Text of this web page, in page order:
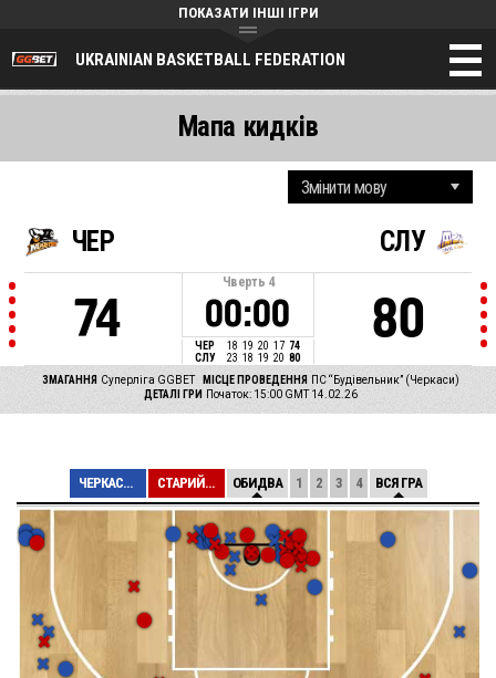
UKRAINIAN BASKETBALL FEDERATION
ПОКАЗАТИ ІНШІ ІГРИ
ЧЕР
74
Чверть 4
00:00
ЧЕР 18 19 20 17 74
СЛУ
23 18 19 20 80
СЛУ
80
ЗМАГАННЯ Суперліга GGBET МІСЦЕ ПРОВЕДЕННЯ
ПС “Будівельник” (Черкаси)
ДЕТАЛІ ГРИ
Початок: 15:00 GMT 14.02.26
Мапа кидків
ЧЕРКАСЬКІ МАВПИ СТАРИЙ ЛУЦЬК ОБИДВА 1 2 3 4 ВСЯ ГРА